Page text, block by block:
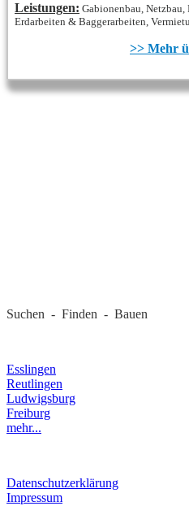
Leistungen: Gabionenbau, Netzbau,
Erdarbeiten & Baggerarbeiten,
>> Mehr
Suchen - Finden - Bauen
Esslingen
Reutlingen
Ludwigsburg
Freiburg
mehr...
Datenschutzerklärung
Impressum